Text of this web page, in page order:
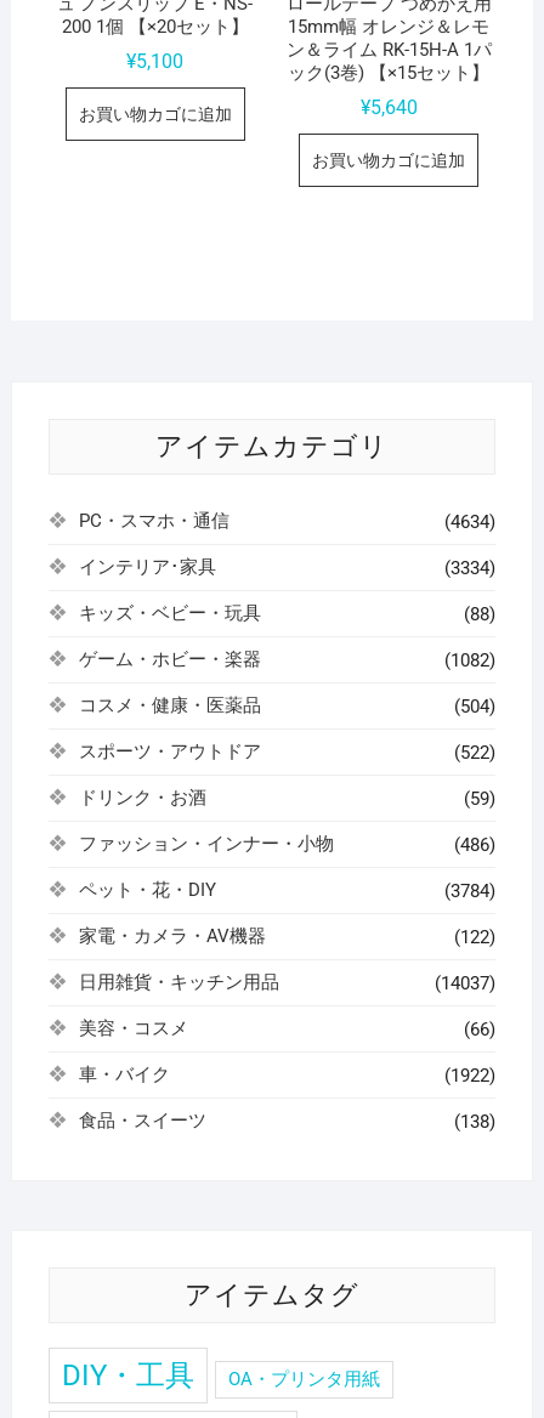
200 1個 【×20セット】
¥5,100
お買い物カゴに追加
15mm幅 オレンジ＆レモ
ン＆ライム RK-15H-A 1パ
ック(3巻) 【×15セット】
¥5,640
お買い物カゴに追加
アイテムカテゴリ
PC・スマホ・通信 (4634)
インテリア･家具 (3334)
キッズ・ベビー・玩具 (88)
ゲーム・ホビー・楽器 (1082)
コスメ・健康・医薬品 (504)
スポーツ・アウトドア (522)
ドリンク・お酒 (59)
ファッション・インナー・小物 (486)
ペット・花・DIY (3784)
家電・カメラ・AV機器 (122)
日用雑貨・キッチン用品 (14037)
美容・コスメ (66)
車・バイク (1922)
食品・スイーツ (138)
アイテムタグ
DIY・工具 OA・プリンタ用紙